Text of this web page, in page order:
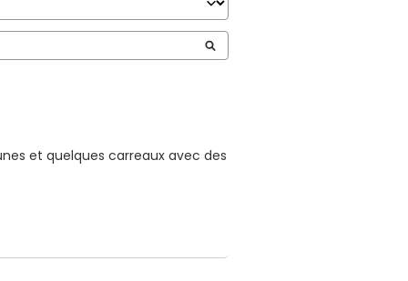
et quelques carreaux avec des